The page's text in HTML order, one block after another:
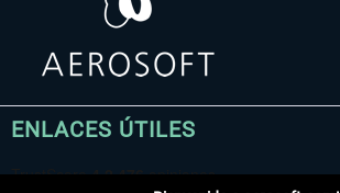
ENLACES ÚTILES